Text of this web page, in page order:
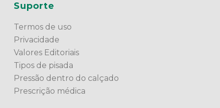
Suporte
Termos de uso
Privacidade
Valores Editoriais
Tipos de pisada
Pressão dentro do calçado
Prescrição médica